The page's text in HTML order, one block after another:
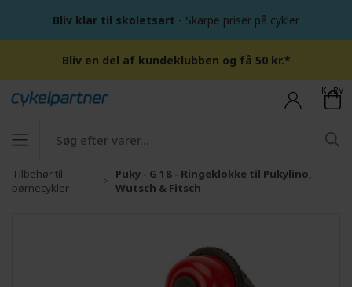
Bliv klar til skoletsart - Skarpe priser på cykler
Bliv en del af kundeklubben og få 50 kr.*
KURV
Tilbehør til
børnecykler
Puky - G 18 - Ringeklokke til Pukylino,
Wutsch & Fitsch